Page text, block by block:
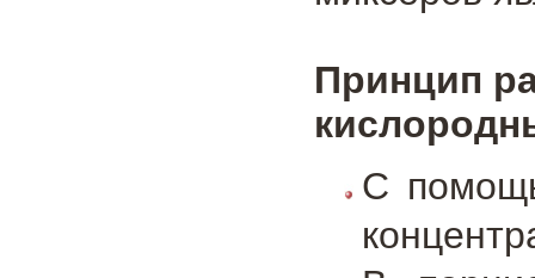
Принцип
С